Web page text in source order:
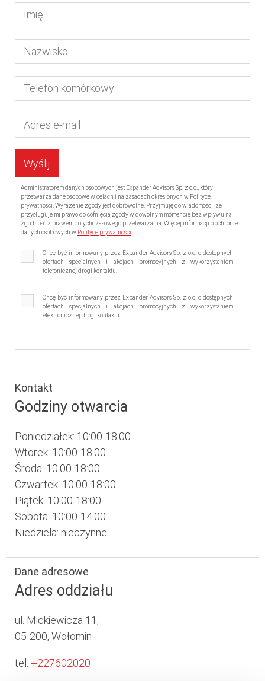
Administratorem danych osobowych jest Expander Advisors Sp. z o.o., który
przetwarza dane osobowe w celach i na zasadach określonych w Polityce
prywatności. Wyrażenie zgody jest dobrowolne. Przyjmuję do wiadomości, że
przysługuje mi prawo do cofnięcia zgody w dowolnym momencie bez wpływu na
zgodność z prawem dotychczasowego przetwarzania. Więcej informacji o ochronie
danych osobowych w Polityce prywatności
Chcę być informowany przez Expander Advisors Sp. z o.o. o dostępnych
ofertach specjalnych i akcjach promocyjnych z wykorzystaniem
telefonicznej drogi kontaktu.
Chcę być informowany przez Expander Advisors Sp. z o.o. o dostępnych
ofertach specjalnych i akcjach promocyjnych z wykorzystaniem
elektronicznej drogi kontaktu.
Kontakt
Godziny otwarcia
Poniedziałek: 10:00-18:00
Wtorek: 10:00-18:00
Środa: 10:00-18:00
Czwartek: 10:00-18:00
Piątek: 10:00-18:00
Sobota: 10:00-14:00
Niedziela: nieczynne
Dane adresowe
Adres oddziału
ul. Mickiewicza 11,
05-200, Wołomin
tel. +227602020